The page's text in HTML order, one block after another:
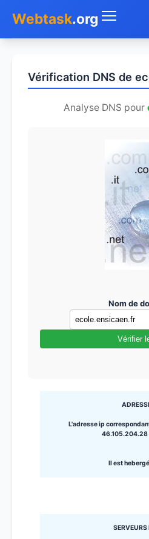
Webtask.org
Whois
Vérification DNS de
Analyse DNS pour
Nom de
Vérifier
L'adresse ip
Il est